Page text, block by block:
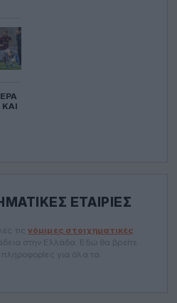
ΚΑΙ
ΕΤΑΙΡΊΕΣ
τις νόμιμες στοιχηματικές
στην Ελλάδα. Εδώ θα βρείτε
πληροφορίες για όλα τα